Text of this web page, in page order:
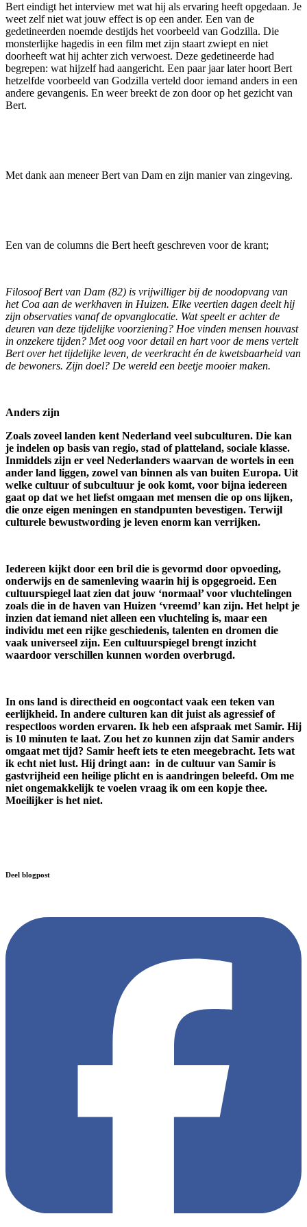
Bert eindigt het interview met wat hij als ervaring heeft opgedaan. Je
weet zelf niet wat jouw effect is op een ander. Een van de
gedetineerden noemde destijds het voorbeeld van Godzilla. Die
monsterlijke hagedis in een film met zijn staart zwiept en niet
doorheeft wat hij achter zich verwoest. Deze gedetineerde had
begrepen: wat hijzelf had aangericht. Een paar jaar later hoort Bert
hetzelfde voorbeeld van Godzilla verteld door iemand anders in een
andere gevangenis. En weer breekt de zon door op het gezicht van
Bert.
Met dank aan meneer Bert van Dam en zijn manier van zingeving.
Een van de columns die Bert heeft geschreven voor de krant;
Filosoof Bert van Dam (82) is vrijwilliger bij de noodopvang van
het Coa aan de werkhaven in Huizen. Elke veertien dagen deelt hij
zijn observaties vanaf de opvanglocatie. Wat speelt er achter de
deuren van deze tijdelijke voorziening? Hoe vinden mensen houvast
in onzekere tijden? Met oog voor detail en hart voor de mens vertelt
Bert over het tijdelijke leven, de veerkracht én de kwetsbaarheid van
de bewoners. Zijn doel? De wereld een beetje mooier maken.
Anders zijn
Zoals zoveel landen kent Nederland veel subculturen. Die kan
je indelen op basis van regio, stad of platteland, sociale klasse.
Inmiddels zijn er veel Nederlanders waarvan de wortels in een
ander land liggen, zowel van binnen als van buiten Europa. Uit
welke cultuur of subcultuur je ook komt, voor bijna iedereen
gaat op dat we het liefst omgaan met mensen die op ons lijken,
die onze eigen meningen en standpunten bevestigen. Terwijl
culturele bewustwording je leven enorm kan verrijken.
Iedereen kijkt door een bril die is gevormd door opvoeding,
onderwijs en de samenleving waarin hij is opgegroeid. Een
cultuurspiegel laat zien dat jouw ‘normaal’ voor vluchtelingen
zoals die in de haven van Huizen ‘vreemd’ kan zijn. Het helpt je
inzien dat iemand niet alleen een vluchteling is, maar een
individu met een rijke geschiedenis, talenten en dromen die
vaak universeel zijn. Een cultuurspiegel brengt inzicht
waardoor verschillen kunnen worden overbrugd.
In ons land is directheid en oogcontact vaak een teken van
eerlijkheid. In andere culturen kan dit juist als agressief of
respectloos worden ervaren. Ik heb een afspraak met Samir. Hij
is 10 minuten te laat. Zou het zo kunnen zijn dat Samir anders
omgaat met tijd? Samir heeft iets te eten meegebracht. Iets wat
ik echt niet lust. Hij dringt aan: in de cultuur van Samir is
gastvrijheid een heilige plicht en is aandringen beleefd. Om me
niet ongemakkelijk te voelen vraag ik om een kopje thee.
Moeilijker is het niet.
Deel blogpost